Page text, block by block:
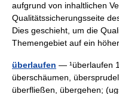
aufgrund von inhaltlichen
Qualitätssicherungsseite
Dies geschieht, um die
Themengebiet auf ein
überlaufen — ¹überlaufen
überschäumen,
überfließen, übergehen;